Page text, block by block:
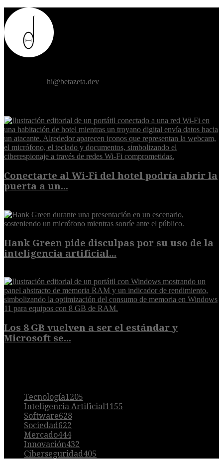
hi@betazeta.dev
Conectarte al Wi-Fi del hotel podría abrir la
puerta a un...
Hank Green pide disculpas por su uso de la
inteligencia artificial...
Los 8 GB vuelven a ser el estándar y
Microsoft se...
Tecnología1205
Inteligencia Artificial1155
Software628
Sociedad622
Mercado444
Innovación432
Ciberseguridad405